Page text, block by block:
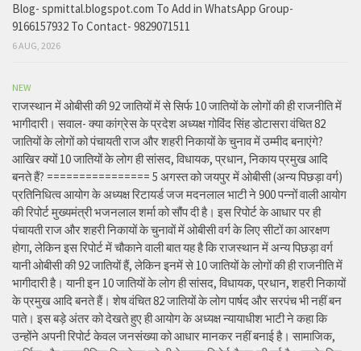
Blog- spmittal.blogspot.com To Add in WhatsApp Group-
9166157932 To Contact- 9829071511
6 AUG, 2026
NEW
राजस्थान में ओबीसी की 92 जातियों में से सिर्फ 10 जातियों के लोगों की ही राजनीति में
भागीदारी। सवाल- क्या कांग्रेस के प्रदेश अध्यक्ष गोविंद सिंह डोटासरा वंचित 82
जातियों के लोगों को पंचायती राज और शहरी निकायों के चुनाव में उम्मीद बनाएंगे?
आखिर क्यों 10 जातियों के लोग ही सांसद, विधायक, प्रधान, निकाय प्रमुख आदि
बनते हैं? ================ 5 अगस्त को जयपुर में ओबीसी (अन्य पिछड़ा वर्ग)
प्रतिनिधित्व आयोग के अध्यक्ष रिटायर्ड जज मदनलाल भाटी ने 900 पन्नों वाली आयोग
की रिपोर्ट मुख्यमंत्री भजनलाल शर्मा को सौंप दी है। इस रिपोर्ट के आधार पर ही
पंचायती राज और शहरी निकायों के चुनावों में ओबीसी वर्ग के लिए सीटों का आरक्षण
होगा, लेकिन इस रिपोर्ट में चौकाने वाली बात यह है कि राजस्थान में अन्य पिछड़ा वर्ग
यानी ओबीसी की 92 जातियों हैं, लेकिन इनमें से 10 जातियों के लोगों की ही राजनीति में
भागीदारी है। यानी इन 10 जातियों के लोग ही सांसद, विधायक, प्रधान, शहरी निकायों
के प्रमुख आदि बनते हैं। शेष वंचित 82 जातियों के लोग पार्षद और सरपंच भी नहीं बन
पाते। इस बड़े अंतर को देखते हुए ही आयोग के अध्यक्ष न्यायाधीश भाटी ने कहा कि
उन्होंने अपनी रिपोर्ट केवल जनसंख्या को आधार मानकर नहीं बनाई है। सामाजिक,